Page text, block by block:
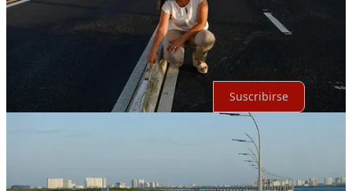
Sin posts
Por supuesto, sigue adelante.
Suscribirse
Privacidad∙Términos